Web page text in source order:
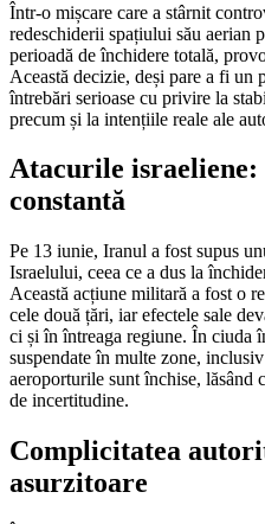
Într-o mișcare care a stârnit
redeschiderii spațiului său aerian
perioadă de închidere totală,
Această decizie, deși pare a fi un
întrebări serioase cu privire la
precum și la intențiile reale ale
Atacurile israeliene:
constantă
Pe 13 iunie, Iranul a fost supus
Israelului, ceea ce a dus la
Această acțiune militară a fost o
cele două țări, iar efectele sale
ci și în întreaga regiune. În ciuda
suspendate în multe zone,
aeroporturile sunt închise, lăsând
de incertitudine.
Complicitatea
asurzitoare